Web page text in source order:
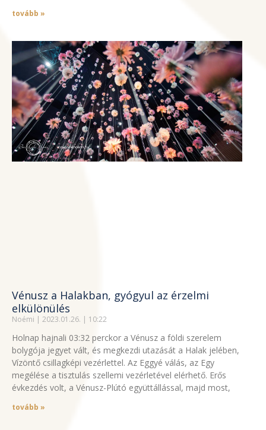
tovább »
Vénusz a Halakban, gyógyul az érzelmi
elkülönülés
Noémi 2023.01.26. 10:22
Holnap hajnali 03:32 perckor a Vénusz a földi szerelem
bolygója jegyet vált, és megkezdi utazását a Halak jelében,
Vízöntő csillagképi vezérlettel. Az Eggyé válás, az Egy
megélése a tisztulás szellemi vezérletével elérhető. Erős
évkezdés volt, a Vénusz-Plútó együttállással, majd most,
tovább »